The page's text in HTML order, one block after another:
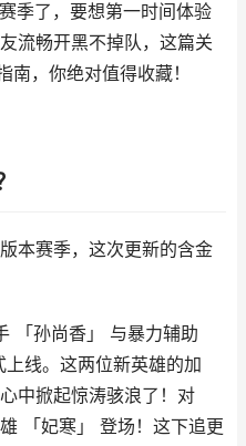
季了，要想第一时间体验
流畅开黑不掉队，这篇关
南，你绝对值得收藏！
本赛季，这次更新的含金
「孙尚香」 与暴力辅助
上线。这两位新英雄的加
中掀起惊涛骇浪了！对
「妃寒」 登场！这下追更